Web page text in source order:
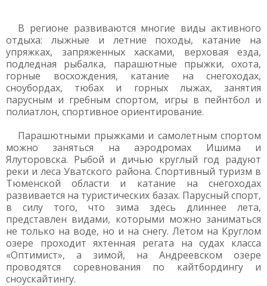
В регионе развиваются многие виды активного
отдыха: лыжные и летние походы, катание на
упряжках, запряженных хасками, верховая езда,
подледная рыбалка, парашютные прыжки, охота,
горные восхождения, катание на снегоходах,
сноубордах, тюбах и горных лыжах, занятия
парусным и гребным спортом, игры в пейнтбол и
полиатлон, спортивное ориентирование.
Парашютными прыжками и самолетным спортом
можно заняться на аэродромах Ишима и
Ялуторовска. Рыбой и дичью круглый год радуют
реки и леса Уватского района. Спортивный туризм в
Тюменской области и катание на снегоходах
развивается на туристических базах. Парусный спорт,
в силу того, что зима здесь длиннее лета,
представлен видами, которыми можно заниматься
не только на воде, но и на снегу. Летом на Круглом
озере проходит яхтенная регата на судах класса
«Оптимист», а зимой, на Андреевском озере
проводятся соревнования по кайтбордингу и
сноускайтингу.